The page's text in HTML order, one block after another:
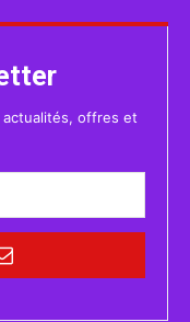
offres et